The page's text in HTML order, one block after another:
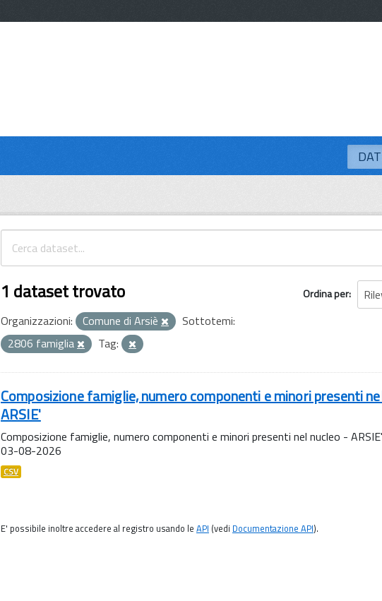
Ordina per
1 dataset trovato
Organizzazioni: Comune di Arsiè
Sottotemi:
2806 famiglia
Tag:
Composizione famiglie, numero componenti e minori presenti
ARSIE'
Composizione famiglie, numero componenti e minori presenti nel nucleo -
03-08-2026
CSV
E' possibile inoltre accedere al registro usando le API (vedi Documentazione API).